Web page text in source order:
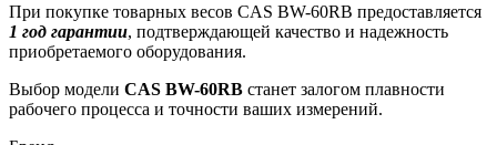
При покупке товарных весов CAS BW-60RB предоставляется
1 год гарантии, подтверждающей качество и надежность
приобретаемого оборудования.
Выбор модели CAS BW-60RB станет залогом плавности
рабочего процесса и точности ваших измерений.